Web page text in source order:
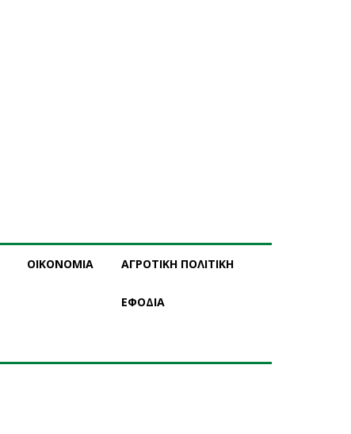
ΟΙΚΟΝΟΜΙΑ ΑΓΡΟΤΙΚΗ ΠΟΛΙΤΙΚΗ
ΕΦΟΔΙΑ